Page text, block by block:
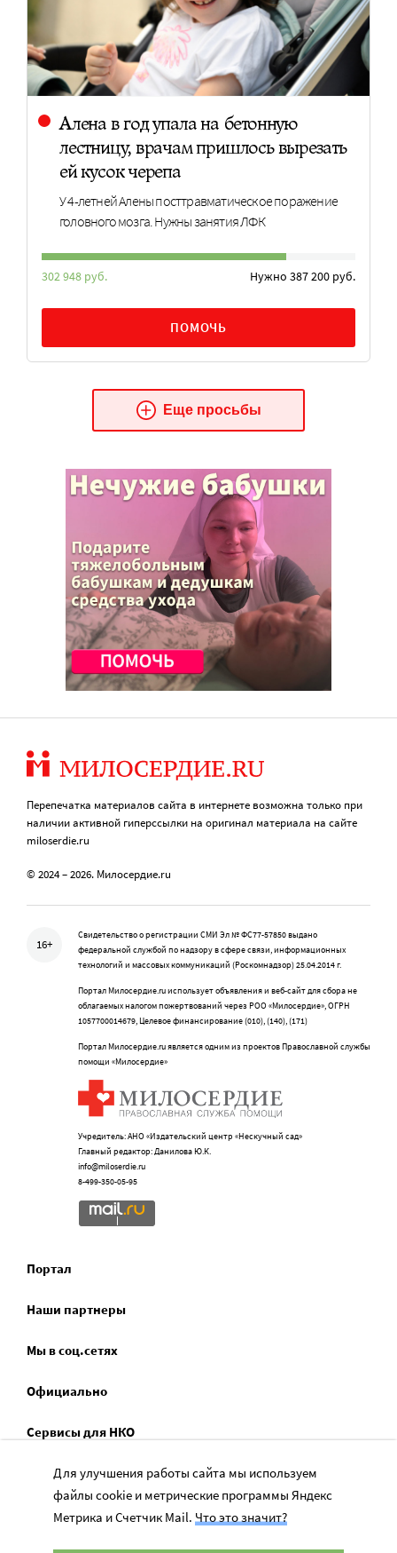
Алена в год упала на бетонную
лестницу, врачам пришлось вырезать
ей кусок черепа
У 4-летней Алены посттравматическое поражение
головного мозга. Нужны занятия ЛФК
302 948 руб. Нужно 387 200 руб.
ПОМОЧЬ
Еще просьбы
Перепечатка материалов сайта в интернете возможна только при
наличии активной гиперссылки на оригинал материала на сайте
miloserdie.ru
© 2024 – 2026. Милосердие.ru
16+
Свидетельство о регистрации СМИ Эл № ФС77-57850 выдано
федеральной службой по надзору в сфере связи, информационных
технологий и массовых коммуникаций (Роскомнадзор) 25.04.2014 г.
Портал Милосердие.ru использует объявления и веб-сайт для сбора не
облагаемых налогом пожертвований через РОО «Милосердие», ОГРН
1057700014679, Целевое финансирование (010), (140), (171)
Портал Милосердие.ru является одним из проектов Православной службы
помощи «Милосердие»
Учредитель: АНО «Издательский центр «Нескучный сад»
Главный редактор: Данилова Ю.К.
info@miloserdie.ru
8-499-350-05-95
Портал
Наши партнеры
Мы в соц.сетях
Официально
Сервисы для НКО
Спецпроекты
Социальное служение
Для улучшения работы сайта мы используем
файлы cookie и метрические программы Яндекс
Метрика и Счетчик Mail. Что это значит?